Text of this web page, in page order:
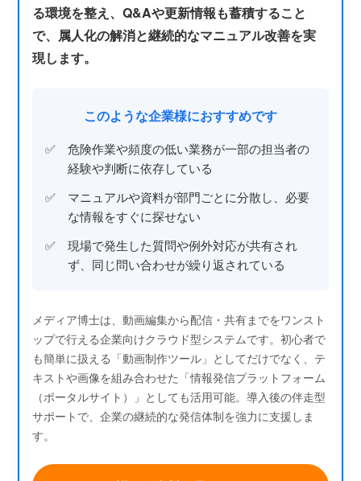
る環境を整え、Q&Aや更新情報も蓄積すること
で、属人化の解消と継続的なマニュアル改善を実
現します。
このような企業様におすすめです
危険作業や頻度の低い業務が一部の担当者の
経験や判断に依存している
マニュアルや資料が部門ごとに分散し、必要
な情報をすぐに探せない
現場で発生した質問や例外対応が共有され
ず、同じ問い合わせが繰り返されている
メディア博士は、動画編集から配信・共有までをワンスト
ップで行える企業向けクラウド型システムです。初心者で
も簡単に扱える「動画制作ツール」としてだけでなく、テ
キストや画像を組み合わせた「情報発信プラットフォーム
（ポータルサイト）」としても活用可能。導入後の伴走型
サポートで、企業の継続的な発信体制を強力に支援しま
す。